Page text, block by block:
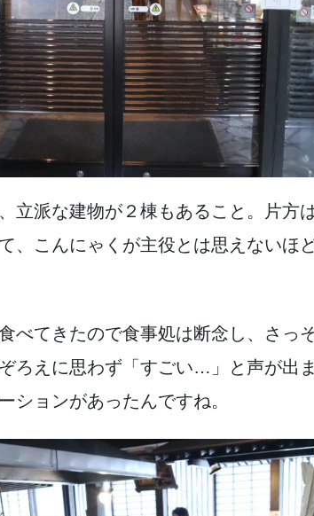
立派な建物が２棟もあること。片方
、こんにゃくが主役とは思えないほ
べてきたので食事処は断念し、さっ
ろえに思わず「すごい…」と声が出
ションがあったんですね。